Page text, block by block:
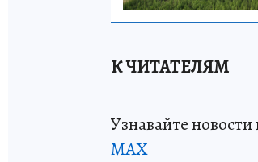
К ЧИТАТЕЛЯМ
Узнавайте
МАХ